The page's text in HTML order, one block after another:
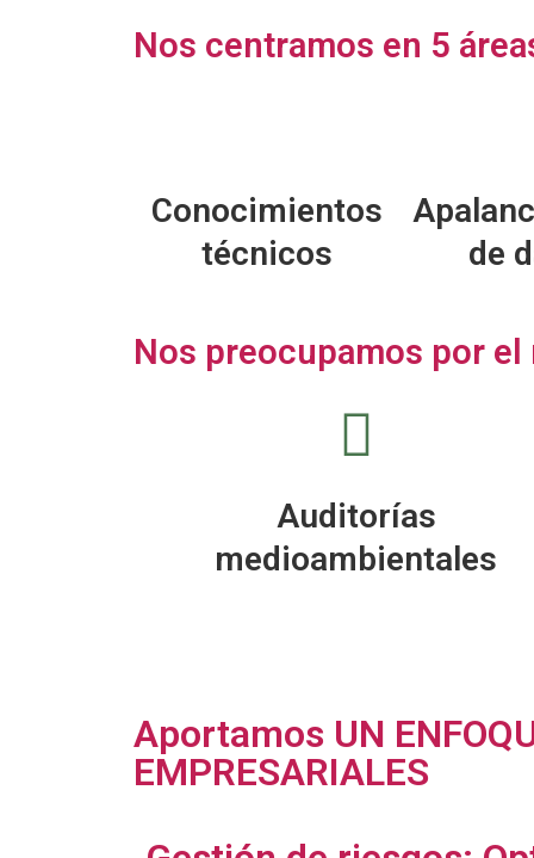
Nos centramos en 5
Conocimientos
técnicos
de
Nos preocupamos por
Auditorías
medioambientales
Aportamos UN
EMPRESARIALES